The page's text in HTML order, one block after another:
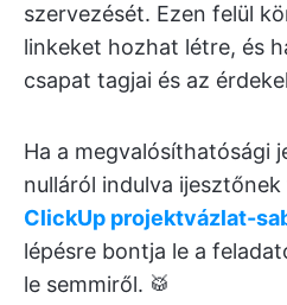
szervezését. Ezen felül
linkeket hozhat létre, és
csapat tagjai és az
Ha a megvalósíthatósági
nulláról indulva
ClickUp projektvázlat-
lépésre bontja le a
le semmiről. 🥁